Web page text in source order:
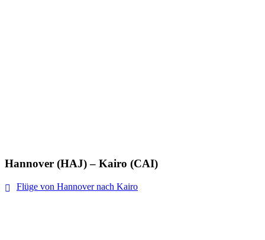
Hannover (HAJ) – Kairo (CAI)
Flüge von Hannover nach Kairo